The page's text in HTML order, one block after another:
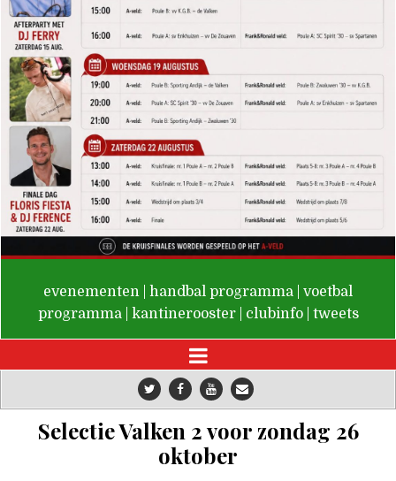
De Valken
evenementen handbal programma
voetbal
programma
kantinerooster clubinfo tweets
Selectie Valken 2 voor zondag 26
oktober